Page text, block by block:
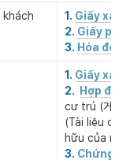
1. Giấy xác
2. Giấy
3. Hóa đơn
1. Giấy xác
2.
Hợp
cư trú (거주제
(Tài liệu
hữu của nơi
3. Chứng